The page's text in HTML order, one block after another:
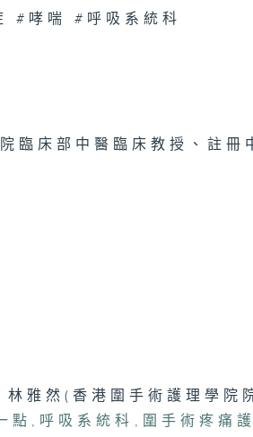
PCCT 放射診斷
新技術
子宮肌瘤
#哮喘 #呼吸系統科
臨床部中醫臨床教授、註冊
雅然(香港圍手術護理學院
點 , 呼吸系統科 , 圍手術疼痛